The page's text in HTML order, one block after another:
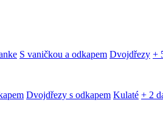
S vaničkou a odkapem Dvojdřezy +
Dvojdřezy s odkapem Kulaté + 2